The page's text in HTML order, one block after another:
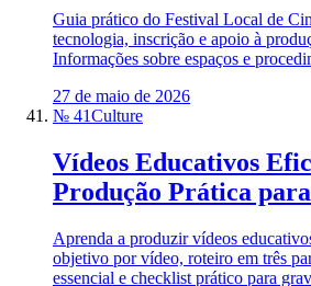
Guia prático do Festival Local de
tecnologia, inscrição e apoio à
Informações sobre espaços e
27 de maio de 2026
№ 41Culture
Vídeos Educativos
Produção Prática
Aprenda a produzir vídeos
objetivo por vídeo, roteiro em três
essencial e checklist prático para